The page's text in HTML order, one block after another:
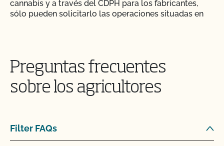
cannabis y a través del CDPH para los fabricantes,
sólo pueden solicitarlo las operaciones situadas en
INGLÉS
CANNABIS (PROGRAMA OCAL DE CALIFORNIA)
¿Quién debe inscribirse en el Programa Orgánico
del Estado de California (SOP)?
Preguntas frecuentes
sobre los agricultores
Filter FAQs